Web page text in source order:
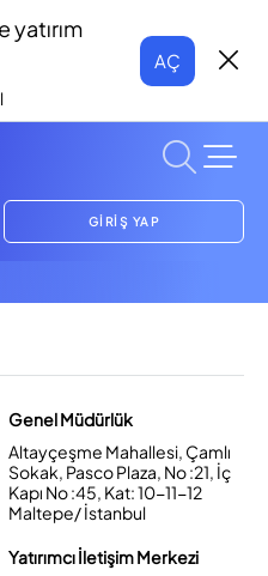
yatırım
AÇ
GİRİŞ YAP
Genel Müdürlük
Altayçeşme Mahallesi, Çamlı
Sokak, Pasco Plaza, No :21, İç
Kapı No :45, Kat: 10-11-12
Maltepe/ İstanbul
Yatırımcı İletişim Merkezi